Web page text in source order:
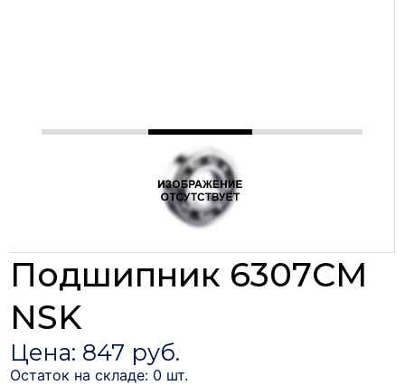
Подшипник 6307CM
NSK
Цена: 847 руб.
Остаток на складе: 0 шт.